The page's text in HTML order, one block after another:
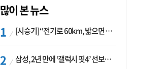
많이 본 뉴스
[시승기] “전기로 60km, 밟으면 462마력”…볼보 XC60 T8의 두 얼굴
삼성, 2년 만에 ‘갤럭시 핏4’ 선보이나…웨어러블 생태계 확장 ‘시동’